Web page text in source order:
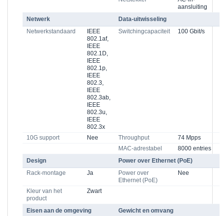
aansluiting
Netwerk
Data-uitwisseling
Netwerkstandaard
IEEE
802.1af,
IEEE
802.1D,
IEEE
802.1p,
IEEE
802.3,
IEEE
802.3ab,
IEEE
802.3u,
IEEE
802.3x
Switchingcapaciteit 100 Gbit/s
10G support Nee Throughput
74 Mpps
MAC-adrestabel
8000 entries
Design
Power over Ethernet (PoE)
Rack-montage
Ja
Power over
Ethernet (PoE)
Nee
Kleur van het
product
Zwart
Eisen aan de omgeving
Gewicht en omvang